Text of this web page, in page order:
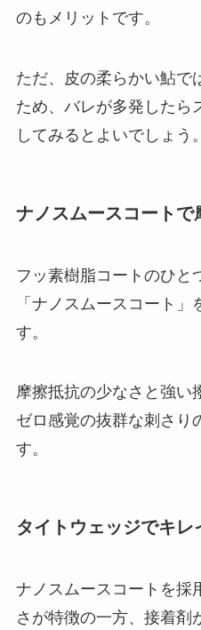
のもメリットです。
ただ、皮の柔らかい鮎で
ため、バレが多発したら
してみるとよいでしょう。
ナノスムースコートで
フッ素樹脂コートのひと
「ナノスムースコート
す。
摩擦抵抗の少なさと強い
ゼロ感覚の抜群な刺さり
す。
タイトウェッジでキレ
ナノスムースコートを採
さが特徴の一方、接着剤